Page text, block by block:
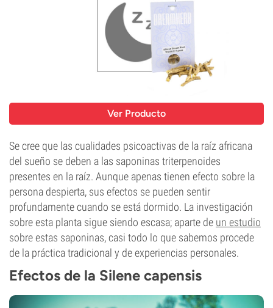
Ver Producto
Se cree que las cualidades psicoactivas de la raíz africana
del sueño se deben a las saponinas triterpenoides
presentes en la raíz. Aunque apenas tienen efecto sobre la
persona despierta, sus efectos se pueden sentir
profundamente cuando se está dormido. La investigación
sobre esta planta sigue siendo escasa; aparte de un estudio
sobre estas saponinas, casi todo lo que sabemos procede
de la práctica tradicional y de experiencias personales.
Efectos de la Silene capensis